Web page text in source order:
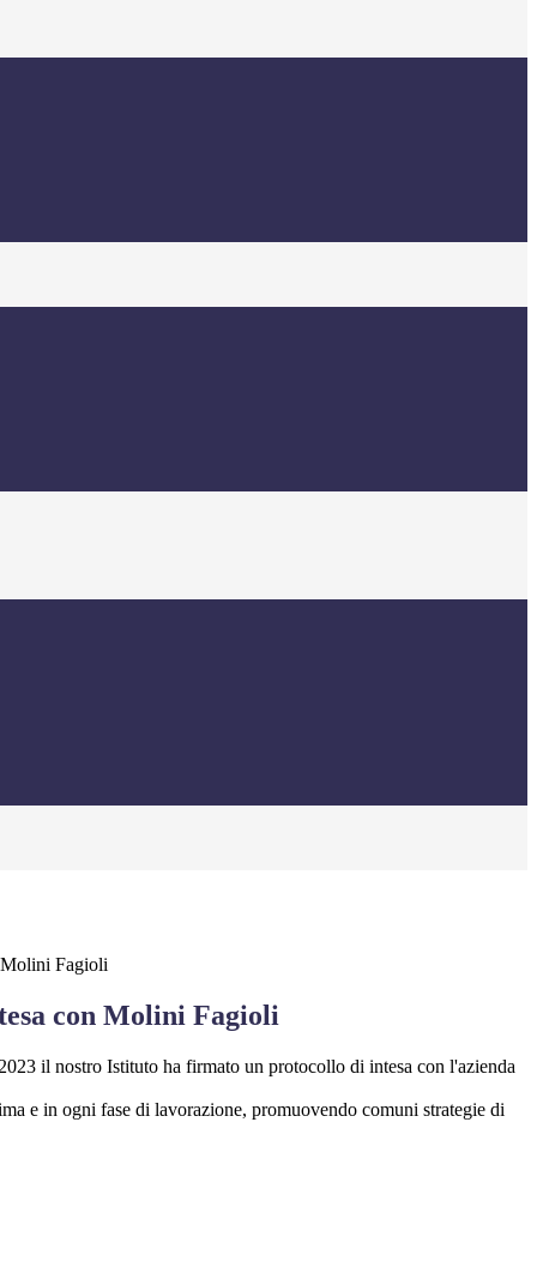
Fagioli
con Molini Fagioli
il nostro Istituto ha firmato un protocollo di intesa con l'azienda
e in ogni fase di lavorazione, promuovendo comuni strategie di